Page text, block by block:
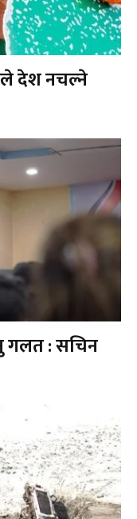
देश नचल्ने
गलत : सचिन